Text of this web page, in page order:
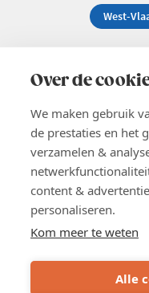
Over de
We maken gebruik
de prestaties en het
verzamelen &
content &
personaliseren.
Kom meer te weten
Alle
02 229 81